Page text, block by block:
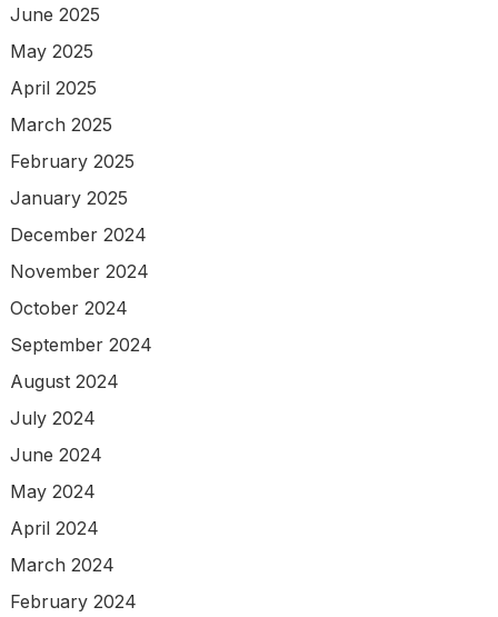
June 2025
May 2025
April 2025
March 2025
February 2025
January 2025
December 2024
November 2024
October 2024
September 2024
August 2024
July 2024
June 2024
May 2024
April 2024
March 2024
February 2024